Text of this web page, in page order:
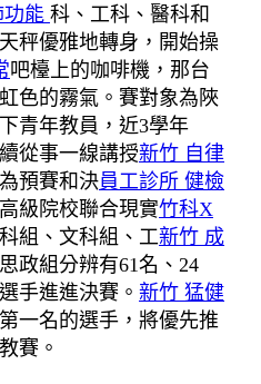
功能 科、工科、醫科和
秤優雅地轉身，開始操
吧檯上的咖啡機，那台
色的霧氣。賽對象為陜
青年教員，近3學年
從事一線講授新竹 自律
預賽和決員工診所 健檢
級院校聯合現實竹科X
組、文科組、工新竹 成
政組分辨有61名、24
手進進決賽。 新竹 猛健
一名的選手，將優先推
賽。